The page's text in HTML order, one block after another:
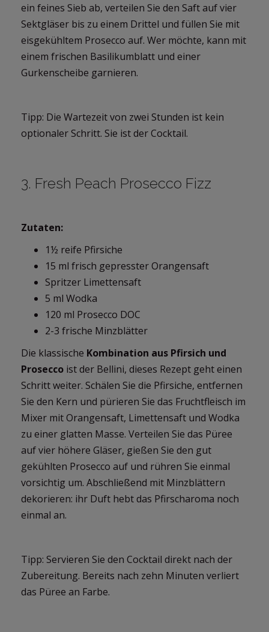
ein feines Sieb ab, verteilen Sie den Saft auf vier
Sektgläser bis zu einem Drittel und füllen Sie mit
eisgekühltem Prosecco auf. Wer möchte, kann mit
einem frischen Basilikumblatt und einer
Gurkenscheibe garnieren.
Tipp: Die Wartezeit von zwei Stunden ist kein
optionaler Schritt. Sie ist der Cocktail.
3. Fresh Peach Prosecco Fizz
Zutaten:
1½ reife Pfirsiche
15 ml frisch gepresster Orangensaft
Spritzer Limettensaft
5 ml Wodka
120 ml Prosecco DOC
2-3 frische Minzblätter
Die klassische Kombination aus Pfirsich und
Prosecco ist der Bellini, dieses Rezept geht einen
Schritt weiter. Schälen Sie die Pfirsiche, entfernen
Sie den Kern und pürieren Sie das Fruchtfleisch im
Mixer mit Orangensaft, Limettensaft und Wodka
zu einer glatten Masse. Verteilen Sie das Püree
auf vier höhere Gläser, gießen Sie den gut
gekühlten Prosecco auf und rühren Sie einmal
vorsichtig um. Abschließend mit Minzblättern
dekorieren: ihr Duft hebt das Pfirscharoma noch
einmal an.
Tipp: Servieren Sie den Cocktail direkt nach der
Zubereitung. Bereits nach zehn Minuten verliert
das Püree an Farbe.